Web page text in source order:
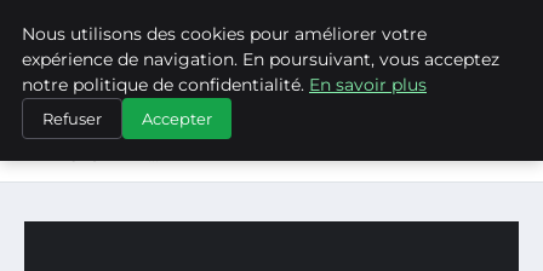
ASVPP
ACCUEIL
MARKETING ET COMMUNICATION
COMMENT UN LIVRE BLANC MARKETING PEUT
Nous utilisons des cookies pour améliorer votre
expérience de navigation. En poursuivant, vous acceptez
notre politique de confidentialité. En savoir plus
Refuser Accepter